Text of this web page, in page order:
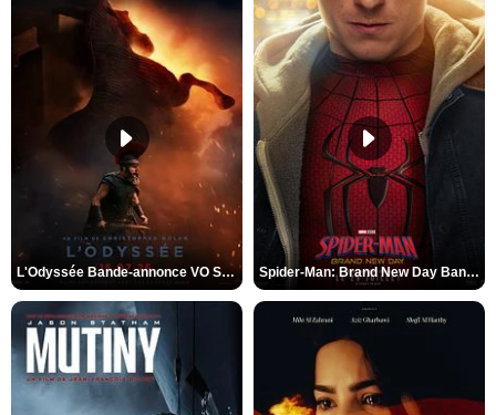
L'Odyssée Bande-annonce VO STFR Spider-Man: Brand New Day Bande-annonce VO STFR